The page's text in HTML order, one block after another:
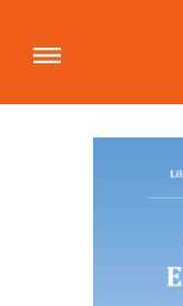
región